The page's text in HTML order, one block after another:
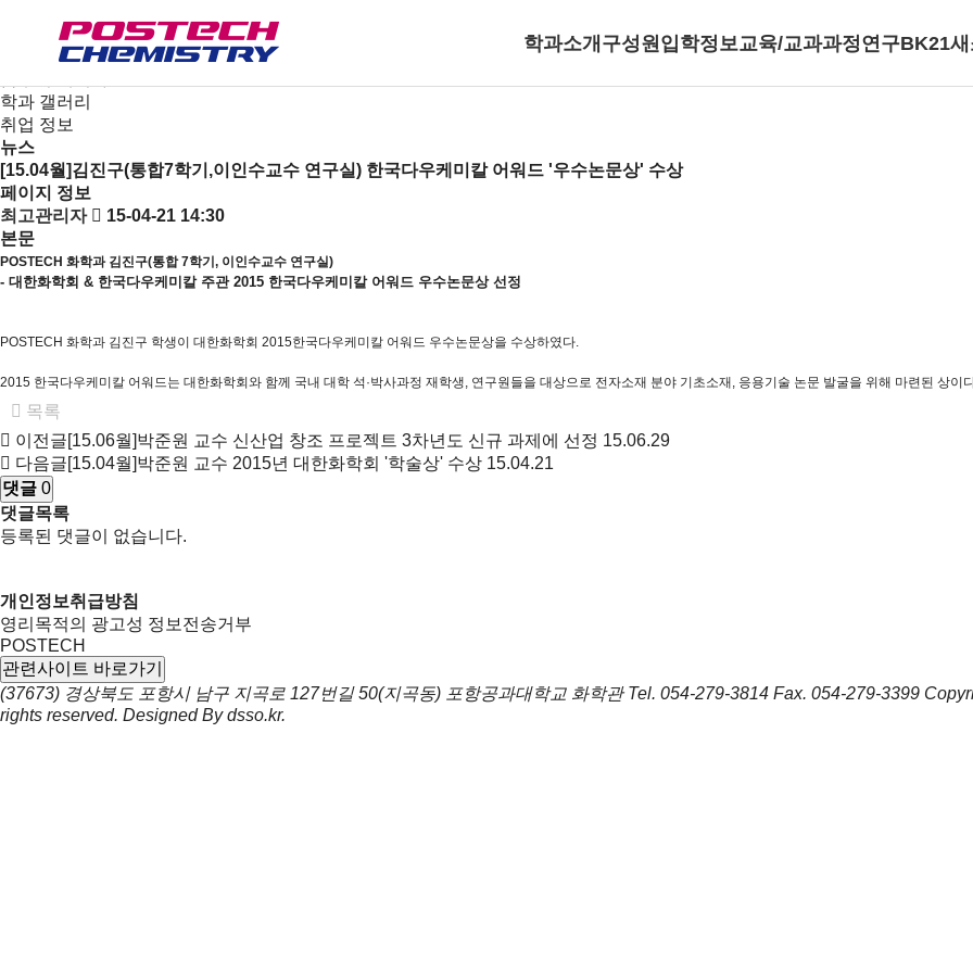
학과소개 구성원입학정보교육/교과과정연구BK21새
공지사항
학과 갤러리
취업 정보
뉴스
[15.04월]김진구(통합7학기,이인수교수 연구실) 한국다우케미칼 어워드 '우수논문상' 수상
페이지 정보
최고관리자
15-04-21 14:30
본문
POSTECH 화학과 김진구(통합 7학기, 이인수교수 연구실)
- 대한화학회 & 한국다우케미칼 주관 2015 한국다우케미칼 어워드 우수논문상 선정
POSTECH 화학과 김진구 학생이 대한화학회 2015한국다우케미칼 어워드 우수논문상을 수상하였다.
2015 한국다우케미칼 어워드는 대한화학회와 함께 국내 대학 석·박사과정 재학생, 연구원들을 대상으로 전자소재 분야 기초소재, 응용기술 논문 발굴을 위해 마련된 상이
목록
이전글[15.06월]박준원 교수 신산업 창조 프로젝트 3차년도 신규 과제에 선정 15.06.29
다음글[15.04월]박준원 교수 2015년 대한화학회 '학술상' 수상 15.04.21
댓글 0
댓글목록
등록된 댓글이 없습니다.
개인정보취급방침
영리목적의 광고성 정보전송거부
POSTECH
관련사이트 바로가기
(37673) 경상북도 포항시 남구 지곡로 127번길 50(지곡동) 포항공과대학교 화학관 Tel. 054-279-3814 Fax. 054-279-3399
rights reserved. Designed Bydsso.kr.